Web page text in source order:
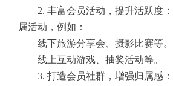
2. 丰富会员活动，提升活跃度
属活动，例如：
线下旅游分享会、摄影比赛等。
线上互动游戏、抽奖活动等。
3. 打造会员社群，增强归属感